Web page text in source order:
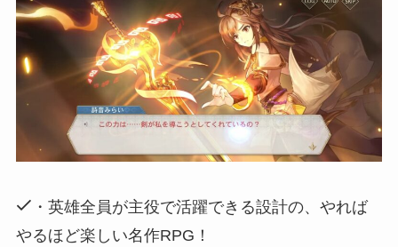
・英雄全員が主役で活躍できる設計の、やれば
やるほど楽しい名作RPG！